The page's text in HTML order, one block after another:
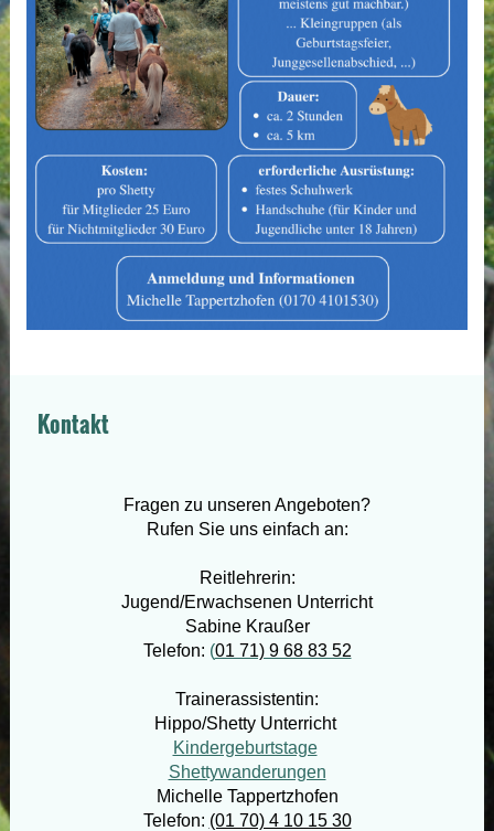
Kontakt
Fragen zu unseren Angeboten?
Rufen Sie uns einfach an:
Reitlehrerin:
Jugend/Erwachsenen Unterricht
Sabine Kraußer
Telefon: (01 71) 9 68 83 52
Trainerassistentin:
Hippo/Shetty Unterricht
Kindergeburtstage
Shettywanderungen
Michelle Tappertzhofen
Telefon: (01 70) 4 10 15 30